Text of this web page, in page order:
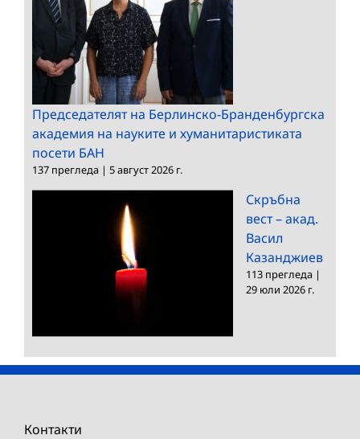
Председателят на Берлинско-Бранденбургска
академия на науките и хуманитаристиката
посети БАН
137 прегледа | 5 август 2026 г.
Скръбна
вест – акад.
Васил
Казанджиев
113 прегледа |
29 юли 2026 г.
Контакти